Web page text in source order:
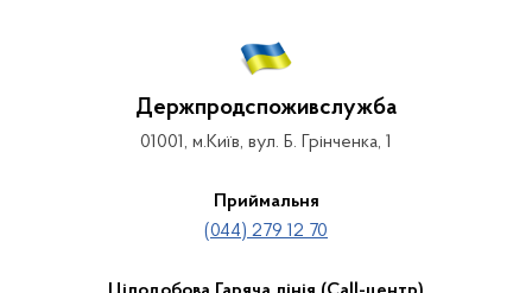
Держпродспоживслужба
01001, м.Київ, вул. Б. Грінченка, 1
Приймальня
(044) 279 12 70